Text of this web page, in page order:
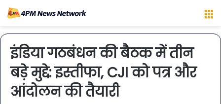
इंडिया गठबंधन की बैठक में तीन
बड़े मुद्दे: इस्तीफा, CJI को पत्र और
आंदोलन की तैयारी